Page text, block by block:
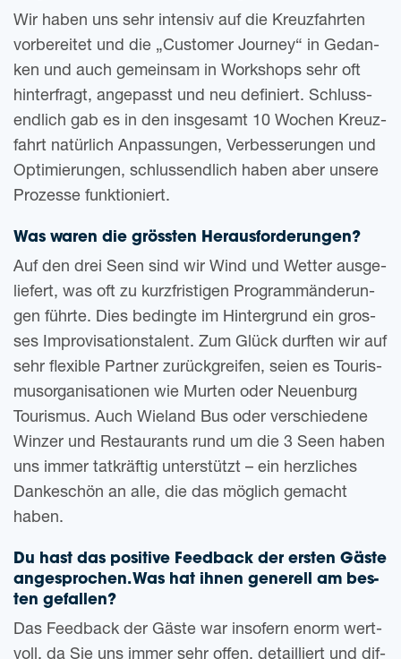
Wir haben uns sehr inten­siv auf die Kreuz­fahr­ten
vor­be­rei­tet und die „Cus­to­mer Jour­ney“ in Gedan­
ken und auch gemein­sam in Work­shops sehr oft
hin­ter­fragt, ange­passt und neu defi­niert. Schluss­
end­lich gab es in den ins­ge­samt 10 Wochen Kreuz­
fahrt natür­lich Anpas­sun­gen, Ver­bes­se­run­gen und
Opti­mie­run­gen, schluss­end­lich haben aber unse­re
Pro­zes­se funktioniert.
Was waren die gröss­ten Herausforderungen?
Auf den drei Seen sind wir Wind und Wet­ter aus­ge­
lie­fert, was oft zu kurz­fris­ti­gen Pro­gramm­än­de­run­
gen führ­te. Dies beding­te im Hin­ter­grund ein gros­
ses Impro­vi­sa­ti­ons­ta­lent. Zum Glück durf­ten wir auf
sehr fle­xi­ble Part­ner zurück­grei­fen, seien es Tou­ris­
mus­or­ga­ni­sa­tio­nen wie Mur­ten oder Neu­en­burg
Tou­ris­mus. Auch Wie­land Bus oder ver­schie­de­ne
Win­zer und Restau­rants rund um die 3 Seen haben
uns immer tat­kräf­tig unter­stützt – ein herz­li­ches
Dan­ke­schön an alle, die das mög­lich gemacht
haben.
Du hast das posi­ti­ve Feed­back der ers­ten Gäste
ange­spro­chen. Was hat ihnen gene­rell am bes­
ten gefallen?
Das Feed­back der Gäste war inso­fern enorm wert­
voll, da Sie uns immer sehr offen, detail­liert und dif­